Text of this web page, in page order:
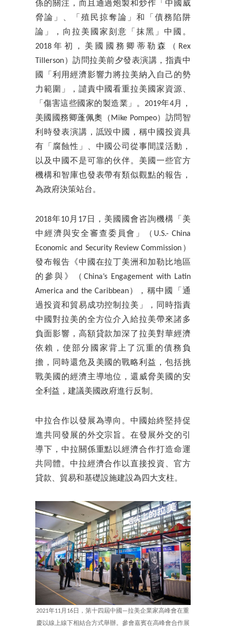
係的關注，而且通過炮製和炒作「中國威
脅論」、「殖民掠奪論」和「債務陷阱
論」，向拉美國家刻意「抹黑」中國。
2018年初，美國國務卿蒂勒森（Rex
Tillerson）訪問拉美前夕發表演講，指責中
國「利用經濟影響力將拉美納入自己的勢
力範圍」，譴責中國看重拉美國家資源、
「傷害這些國家的製造業」。2019年4月，
美國國務卿蓬佩奧（Mike Pompeo）訪問智
利時發表演講，詆毀中國，稱中國投資具
有「腐蝕性」、中國公司從事間諜活動，
以及中國不是可靠的伙伴。美國一些官方
機構和智庫也發表帶有類似觀點的報告，
為政府決策站台。
2018年10月17日，美國國會咨詢機構「美
中經濟與安全審查委員會」（U.S.- China
Economic and Security Review Commission）
發布報告《中國在拉丁美洲和加勒比地區
的參與》（China’s Engagement with Latin
America and the Caribbean），稱中國「通
過投資和貿易成功控制拉美」，同時指責
中國對拉美的全方位介入給拉美帶來諸多
負面影響，高額貸款加深了拉美對華經濟
依賴，使部分國家背上了沉重的債務負
擔，同時還危及美國的戰略利益，包括挑
戰美國的經濟主導地位，還威脅美國的安
全利益，建議美國政府進行反制。
中拉合作以發展為導向。中國始終堅持促
進共同發展的外交宗旨。在發展外交的引
導下，中拉關係重點以經濟合作打造命運
共同體。中拉經濟合作以直接投資、官方
貸款、貿易和基礎設施建設為四大支柱。
2021年11月16日，第十四屆中國—拉美企業家高峰會在重
慶以線上線下相結合方式舉辦。參會嘉賓在高峰會合作展